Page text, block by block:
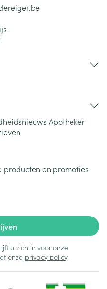
Apotheker
producten en promoties
u zich in voor onze
onze privacy policy.